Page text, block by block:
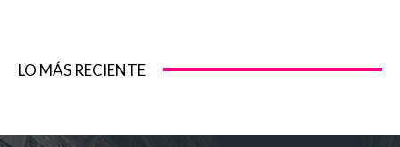
LO MÁS RECIENTE